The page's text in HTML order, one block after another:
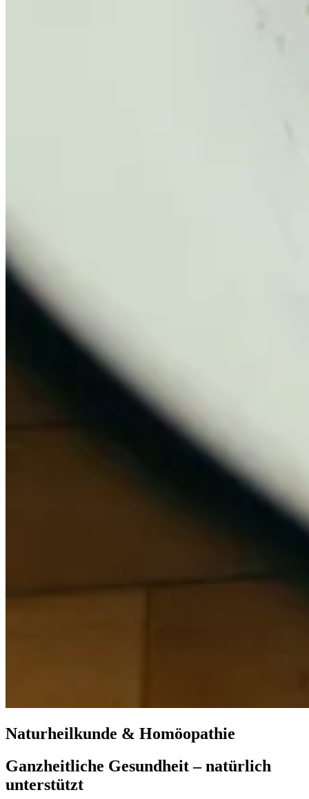
Naturheilkunde & Homöopathie
Ganzheitliche Gesundheit – natürlich
unterstützt